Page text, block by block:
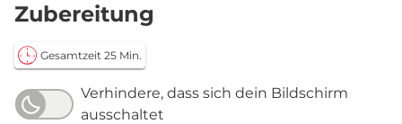
Zubereitung
Gesamtzeit 25 Min.
Verhindere, dass sich dein Bildschirm
ausschaltet